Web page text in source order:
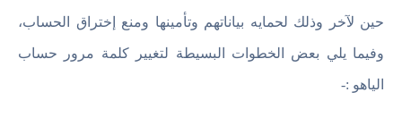
حين لآخر وذلك لحمايه بياناتهم وتأمينها ومنع إختراق الحساب،
وفيما يلي بعض الخطوات البسيطة لتغيير كلمة مرور حساب
الياهو :-